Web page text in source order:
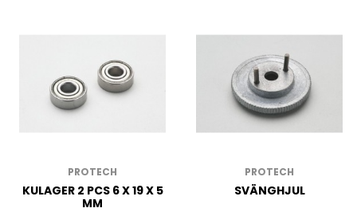
PROTECH
KULAGER 2 PCS 6 X 19 X 5
MM
PROTECH
SVÄNGHJUL